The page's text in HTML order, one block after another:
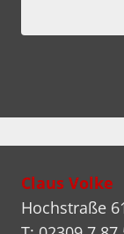
Claus Volke
Hochstraße